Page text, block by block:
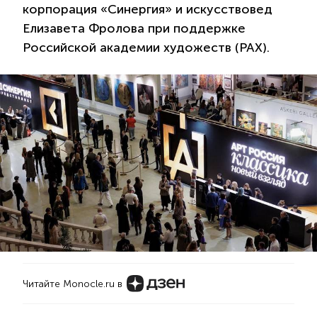
корпорация «Синергия» и искусствовед
Елизавета Фролова при поддержке
Российской академии художеств (РАХ).
Читайте Monocle.ru в